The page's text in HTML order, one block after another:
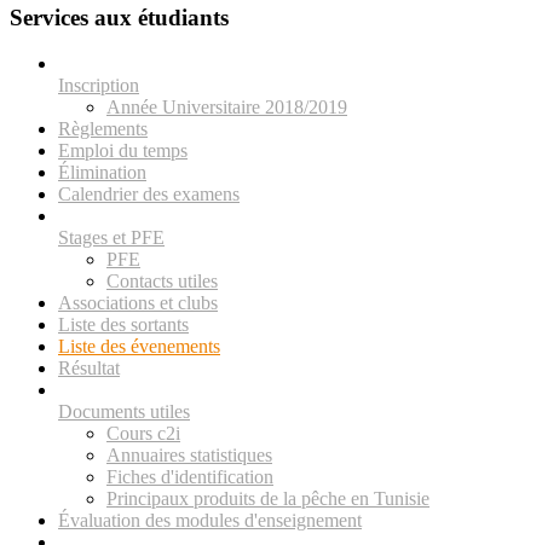
Services aux étudiants
Inscription
Année Universitaire 2018/2019
Règlements
Emploi du temps
Élimination
Calendrier des examens
Stages et PFE
PFE
Contacts utiles
Associations et clubs
Liste des sortants
Liste des évenements
Résultat
Documents utiles
Cours c2i
Annuaires statistiques
Fiches d'identification
Principaux produits de la pêche en Tunisie
Évaluation des modules d'enseignement